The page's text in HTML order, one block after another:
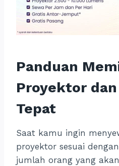
Panduan
Proyektor
Tepat
Saat kamu ingin
proyektor sesuai
jumlah orang yang